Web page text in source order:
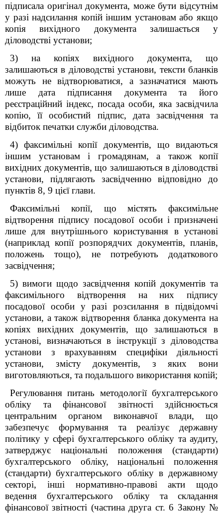
підписала оригінал документа, може бути відсутнім
у разі надсилання копій іншим установам або якщо
копія вихідного документа залишається у
діловодстві установи;
3) на копіях вихідного документа, що
залишаються в діловодстві установи, тексти бланків
можуть не відтворюватися, а зазначатися мають
лише дата підписання документа та його
реєстраційний індекс, посада особи, яка засвідчила
копію, її особистий підпис, дата засвідчення та
відбиток печатки служби діловодства.
4) факсимільні копії документів, що видаються
іншим установам і громадянам, а також копії
вихідних документів, що залишаються в діловодстві
установи, підлягають засвідченню відповідно до
пунктів 8, 9 цієї глави.
Факсимільні копії, що містять факсимільне
відтворення підпису посадової особи і призначені
лише для внутрішнього користування в установі
(наприклад копії розпорядчих документів, планів,
положень тощо), не потребують додаткового
засвідчення;
5) вимоги щодо засвідчення копій документів та
факсимільного відтворення на них підпису
посадової особи у разі розсилання в підвідомчі
установи, а також відтворення бланка документа на
копіях вихідних документів, що залишаються в
установі, визначаються в інструкції з діловодства
установи з врахуванням специфіки діяльності
установи, змісту документів, з яких вони
виготовляються, та подальшого використання копій;
Регулювання питань методології бухгалтерського
обліку та фінансової звітності здійснюється
центральним органом виконавчої влади, що
забезпечує формування та реалізує державну
політику у сфері бухгалтерського обліку та аудиту,
затверджує національні положення (стандарти)
бухгалтерського обліку, національні положення
(стандарти) бухгалтерського обліку в державному
секторі, інші нормативно-правові акти щодо
ведення бухгалтерського обліку та складання
фінансової звітності (частина друга ст. 6 Закону №